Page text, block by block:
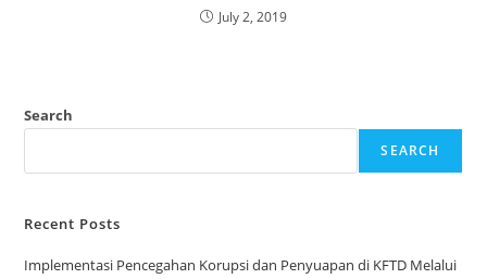
July 2, 2019
Search
SEARCH
Recent Posts
Implementasi Pencegahan Korupsi dan Penyuapan di KFTD Melalui